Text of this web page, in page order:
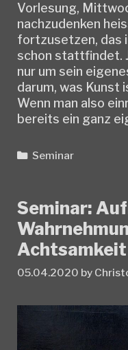
Vorlesung,
nachzudenken
fortzusetzen, das
schon stattfindet.
nur um sein
darum, was Kunst
Wenn man also
bereits ein ganz
Categories
Seminar
Seminar:
05.04.2020 by